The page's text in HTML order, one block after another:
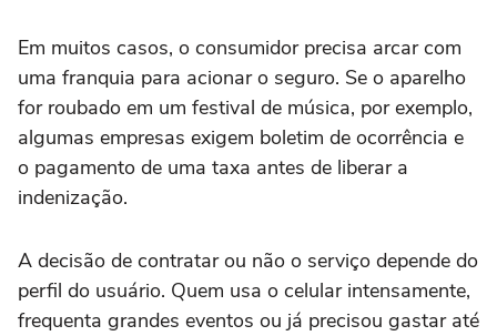
Em muitos casos, o consumidor precisa arcar com
uma franquia para acionar o seguro. Se o aparelho
for roubado em um festival de música, por exemplo,
algumas empresas exigem boletim de ocorrência e
o pagamento de uma taxa antes de liberar a
indenização.
A decisão de contratar ou não o serviço depende do
perfil do usuário. Quem usa o celular intensamente,
frequenta grandes eventos ou já precisou gastar até